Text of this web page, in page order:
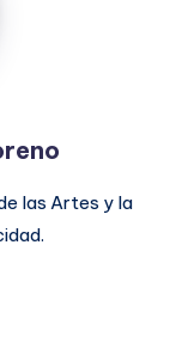
las Artes y la